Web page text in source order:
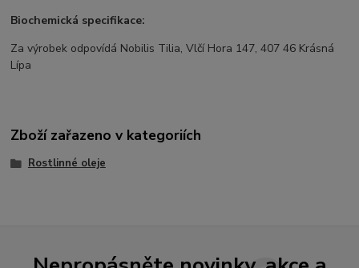
Biochemická specifikace:
Za výrobek odpovídá Nobilis Tilia, Vlčí Hora 147, 407 46 Krásná
Lípa
Zboží zařazeno v kategoriích
Rostlinné oleje